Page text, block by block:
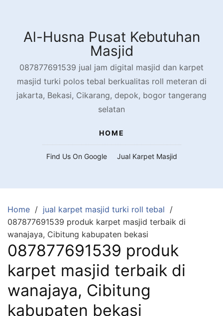
contentAl-Husna Pusat Kebutuhan
Masjid
087877691539 jual jam digital masjid dan karpet
masjid turki polos tebal berkualitas roll meteran di
jakarta, Bekasi, Cikarang, depok, bogor tangerang
selatan
HOME
Find Us On Google Jual Karpet Masjid
Home
jual karpet masjid turki roll tebal
087877691539 produk karpet masjid terbaik di
wanajaya, Cibitung kabupaten bekasi
087877691539 produk
karpet masjid terbaik di
wanajaya, Cibitung
kabupaten bekasi